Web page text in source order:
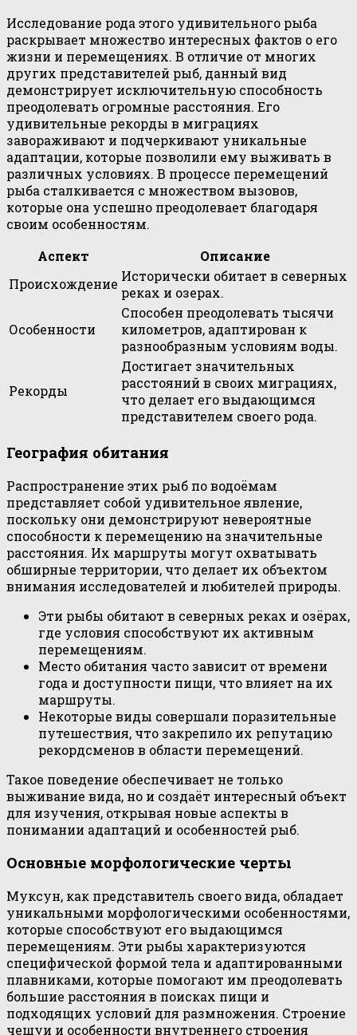
Исследование рода этого удивительного рыба
раскрывает множество интересных фактов о его
жизни и перемещениях. В отличие от многих
других представителей рыб, данный вид
демонстрирует исключительную способность
преодолевать огромные расстояния. Его
удивительные рекорды в миграциях
завораживают и подчеркивают уникальные
адаптации, которые позволили ему выживать в
различных условиях. В процессе перемещений
рыба сталкивается с множеством вызовов,
которые она успешно преодолевает благодаря
своим особенностям.
Аспект
Описание
Происхождение Исторически обитает в северных
реках и озерах.
Особенности
Способен преодолевать тысячи
километров, адаптирован к
разнообразным условиям воды.
Рекорды
Достигает значительных
расстояний в своих миграциях,
что делает его выдающимся
представителем своего рода.
География обитания
Распространение этих рыб по водоёмам
представляет собой удивительное явление,
поскольку они демонстрируют невероятные
способности к перемещению на значительные
расстояния. Их маршруты могут охватывать
обширные территории, что делает их объектом
внимания исследователей и любителей природы.
Эти рыбы обитают в северных реках и озёрах,
где условия способствуют их активным
перемещениям.
Место обитания часто зависит от времени
года и доступности пищи, что влияет на их
маршруты.
Некоторые виды совершали поразительные
путешествия, что закрепило их репутацию
рекордсменов в области перемещений.
Такое поведение обеспечивает не только
выживание вида, но и создаёт интересный объект
для изучения, открывая новые аспекты в
понимании адаптаций и особенностей рыб.
Основные морфологические черты
Муксун, как представитель своего вида, обладает
уникальными морфологическими особенностями,
которые способствуют его выдающимся
перемещениям. Эти рыбы характеризуются
специфической формой тела и адаптированными
плавниками, которые помогают им преодолевать
большие расстояния в поисках пищи и
подходящих условий для размножения. Строение
чешуи и особенности внутреннего строения